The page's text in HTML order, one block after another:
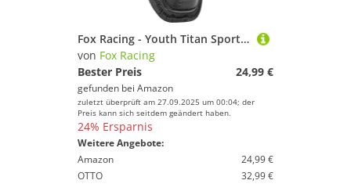
Fox Racing - Youth Titan Sport Elbow Guards, CE, Guards, Black, OS
von Fox Racing
Bester Preis
24,99 €
gefunden bei Amazon
zuletzt überprüft am 27.09.2025 um 00:04; der
Preis kann sich seitdem geändert haben.
24% Ersparnis
Weitere Angebote:
Amazon
24,99 €
OTTO
32,99 €